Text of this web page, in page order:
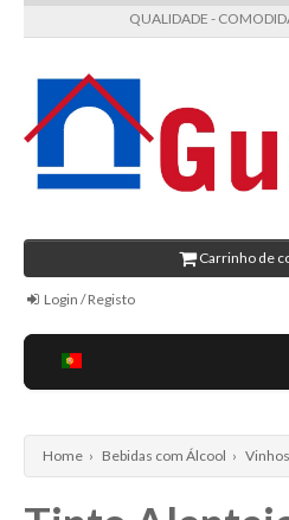
QUALIDADE -
Carrinho de
Login / Registo
Receitas
Contactos
Home › Bebidas com Álcool › Vinhos